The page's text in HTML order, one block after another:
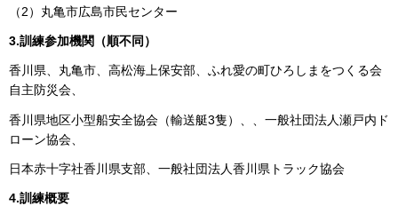
（2）丸亀市広島市民センター
3.訓練参加機関（順不同）
香川県、丸亀市、高松海上保安部、ふれ愛の町ひろしまをつくる会
自主防災会、
香川県地区小型船安全協会（輸送艇3隻）、、一般社団法人瀬戸内ド
ローン協会、
日本赤十字社香川県支部、一般社団法人香川県トラック協会
4.訓練概要